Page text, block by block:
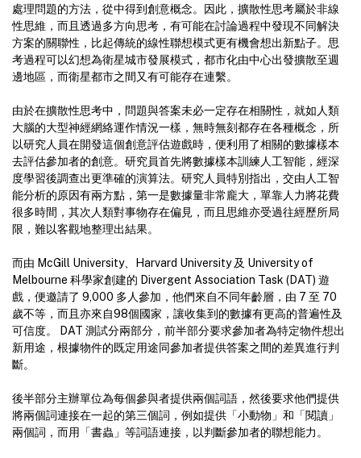
處理問題的方法，從中得到創意概念。因此，擴散性思考屬於非線
性思維，而且透過多方向思考，有可能在討論過程中發現不同解決
方案的關聯性，比起傳統的線性聯想模式更有機會想出新點子。思
考過程可以幻想為衛星城市發展模式，都市化由中心出發擴散至週
邊地區，而衛星都市之間又有可能存在連繫。
由於在擴散性思考中，問題與答案未必一定存在相關性，就如人類
大腦的大型神經網絡運作情況一樣，無時無刻都存在各種概念，所
以研究人員在開發這個創意評估遊戲時，便利用了相關的數據樣本
去評估參加者的創意。研究員首先將數據樣本訓練人工智能，經深
度學習後調查出更準確的演算法。研究人員特別指出，交由人工智
能分析的原因有兩方點，第一是數據量非常龐大，單靠人力將花費
很多時間，其次人類對事物存在偏見，而且思維亦受過往經歷所局
限，難以客觀地整理出結果。
而由 McGill University、Harvard University 及 University of
Melbourne 科學家創建的 Divergent Association Task (DAT) 遊
戲，便邀請了 9,000 多人參加，他們來自不同年齡層，由 7 至 70
歲不等，而且亦來自98個國家，讓收集到的數據有更高的普遍性及
可信度。 DAT 測試分兩部分，前半部分要求參加者為特定物件想出
新用途，根據物件的既定用途同參加者提供答案之間的差異進行判
斷。
後半部分主辦單位為每個參與者提供兩個詞語，然後要求他們提供
將兩個詞連接在一起的第三個詞，例如提供「小動物」和「閱讀」
兩個詞，而用「書蟲」等詞語連接，以判斷參加者的聯想能力。